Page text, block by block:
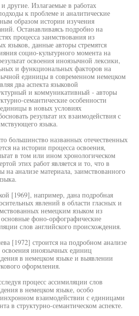
Излагаемые в работах
к проблеме и аналитические
образом истории изучения
Останавливаясь подробно на
процесса заимствования из
языков, данные авторы стремятся
социо-культурного момента на
освоения иноязычной лексики,
и функциональных факторов на
единицы в современном немецком
два аспекта языковой
и коммуникативный - авторы
семантические особенности
в новых условиях
результат их взаимодействия с
языка.
большинство названных отечественных
на истории процесса освоения,
в том или ином хронологическом
этих работ является и то, что в
на анализе материала, заимствованного
[1969], например, дана подробная
явлений в области гласных и
немецким языком из
фоно-орфографические
слов английского происхождения.
[1972] строится на подробном анализе
иноязычных единиц
в немецком языке и выявлении
оформления.
процесс ассимиляции слов
в немецком языке, особо
взаимодействии с единицами
в структурно-семантическом аспекте.